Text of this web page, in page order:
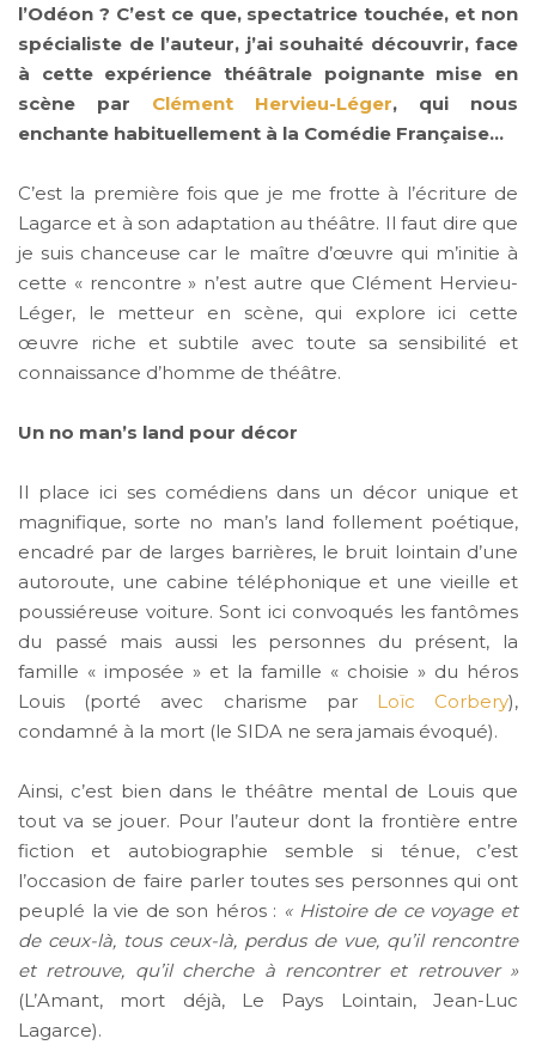
l’Odéon ? C’est ce que, spectatrice touchée, et non
spécialiste de l’auteur, j’ai souhaité découvrir, face
à cette expérience théâtrale poignante mise en
scène par Clément Hervieu-Léger, qui nous
enchante habituellement à la Comédie Française…
C’est la première fois que je me frotte à l’écriture de
Lagarce et à son adaptation au théâtre. Il faut dire que
je suis chanceuse car le maître d’œuvre qui m’initie à
cette « rencontre » n’est autre que Clément Hervieu-
Léger, le metteur en scène, qui explore ici cette
œuvre riche et subtile avec toute sa sensibilité et
connaissance d’homme de théâtre.
Un no man’s land pour décor
Il place ici ses comédiens dans un décor unique et
magnifique, sorte no man’s land follement poétique,
encadré par de larges barrières, le bruit lointain d’une
autoroute, une cabine téléphonique et une vieille et
poussiéreuse voiture. Sont ici convoqués les fantômes
du passé mais aussi les personnes du présent, la
famille « imposée » et la famille « choisie » du héros
Louis (porté avec charisme par Loïc Corbery),
condamné à la mort (le SIDA ne sera jamais évoqué).
Ainsi, c’est bien dans le théâtre mental de Louis que
tout va se jouer. Pour l’auteur dont la frontière entre
fiction et autobiographie semble si ténue, c’est
l’occasion de faire parler toutes ses personnes qui ont
peuplé la vie de son héros : « Histoire de ce voyage et
de ceux-là, tous ceux-là, perdus de vue, qu’il rencontre
et retrouve, qu’il cherche à rencontrer et retrouver »
(L’Amant, mort déjà, Le Pays Lointain, Jean-Luc
Lagarce).